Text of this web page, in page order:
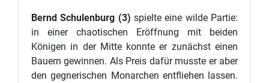
Bernd Schulenburg (3) spielte eine wilde Partie:
in einer chaotischen Eröffnung mit beiden
Königen in der Mitte konnte er zunächst einen
Bauern gewinnen. Als Preis dafür musste er aber
den gegnerischen Monarchen entfliehen lassen.